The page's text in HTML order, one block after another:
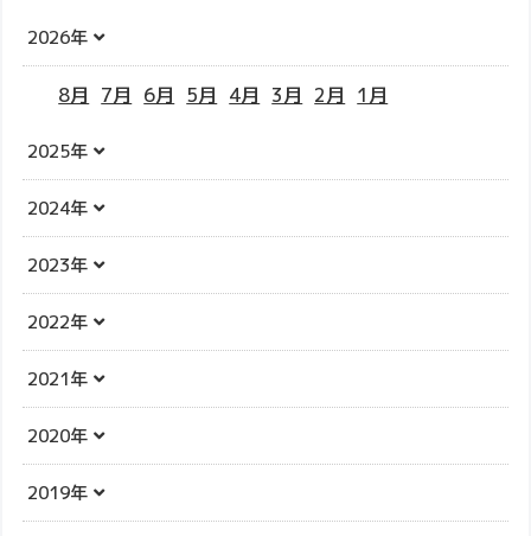
2026年
8月 7月 6月 5月 4月 3月 2月 1月
2025年
2024年
2023年
2022年
2021年
2020年
2019年